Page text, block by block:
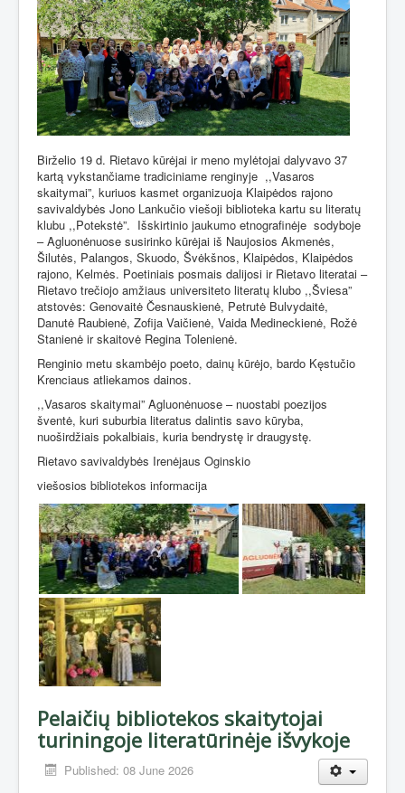
Birželio 19 d. Rietavo kūrėjai ir meno mylėtojai dalyvavo 37
kartą vykstančiame tradiciniame renginyje ,,Vasaros
skaitymai”, kuriuos kasmet organizuoja Klaipėdos rajono
savivaldybės Jono Lankučio viešoji biblioteka kartu su literatų
klubu ,,Potekstė”. Išskirtinio jaukumo etnografinėje sodyboje
– Agluonėnuose susirinko kūrėjai iš Naujosios Akmenės,
Šilutės, Palangos, Skuodo, Švėkšnos, Klaipėdos, Klaipėdos
rajono, Kelmės. Poetiniais posmais dalijosi ir Rietavo literatai –
Rietavo trečiojo amžiaus universiteto literatų klubo ,,Šviesa”
atstovės: Genovaitė Česnauskienė, Petrutė Bulvydaitė,
Danutė Raubienė, Zofija Vaičienė, Vaida Medineckienė, Rožė
Stanienė ir skaitovė Regina Tolenienė.
Renginio metu skambėjo poeto, dainų kūrėjo, bardo Kęstučio
Krenciaus atliekamos dainos.
,,Vasaros skaitymai” Agluonėnuose – nuostabi poezijos
šventė, kuri suburbia literatus dalintis savo kūryba,
nuoširdžiais pokalbiais, kuria bendrystę ir draugystę.
Rietavo savivaldybės Irenėjaus Oginskio
viešosios bibliotekos informacija
Pelaičių bibliotekos skaitytojai
turiningoje literatūrinėje išvykoje
Published: 08 June 2026